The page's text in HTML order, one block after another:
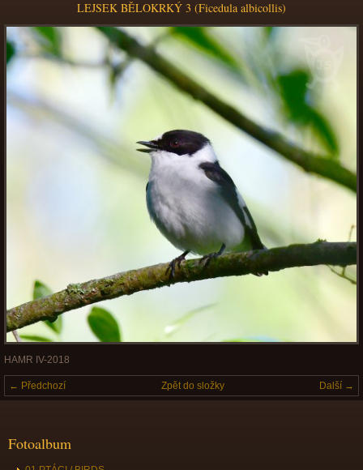
LEJSEK BĚLOKRKÝ 3 (Ficedula albicollis)
HAMR IV-2018
← Předchozí Další →
Zpět do složky
Fotoalbum